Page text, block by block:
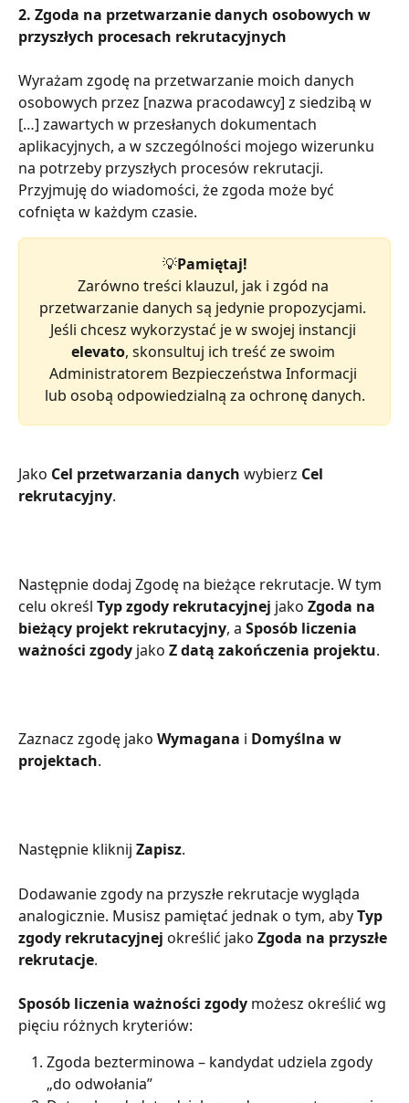
2. Zgoda na przetwarzanie danych osobowych w
przyszłych procesach rekrutacyjnych
Wyrażam zgodę na przetwarzanie moich danych
osobowych przez [nazwa pracodawcy] z siedzibą w
[…] zawartych w przesłanych dokumentach
aplikacyjnych, a w szczególności mojego wizerunku
na potrzeby przyszłych procesów rekrutacji.
Przyjmuję do wiadomości, że zgoda może być
cofnięta w każdym czasie.
💡Pamiętaj!
Zarówno treści klauzul, jak i zgód na
przetwarzanie danych są jedynie propozycjami.
Jeśli chcesz wykorzystać je w swojej instancji
elevato, skonsultuj ich treść ze swoim
Administratorem Bezpieczeństwa Informacji
lub osobą odpowiedzialną za ochronę danych.
Jako Cel przetwarzania danych wybierz Cel
rekrutacyjny.
Następnie dodaj Zgodę na bieżące rekrutacje. W tym
celu określ Typ zgody rekrutacyjnej jako Zgoda na
bieżący projekt rekrutacyjny, a Sposób liczenia
ważności zgody jako Z datą zakończenia projektu.
Zaznacz zgodę jako Wymagana i Domyślna w
projektach.
Następnie kliknij Zapisz.
Dodawanie zgody na przyszłe rekrutacje wygląda
analogicznie. Musisz pamiętać jednak o tym, aby Typ
zgody rekrutacyjnej określić jako Zgoda na przyszłe
rekrutacje.
Sposób liczenia ważności zgody możesz określić wg
pięciu różnych kryteriów:
Zgoda bezterminowa – kandydat udziela zgody
„do odwołania”